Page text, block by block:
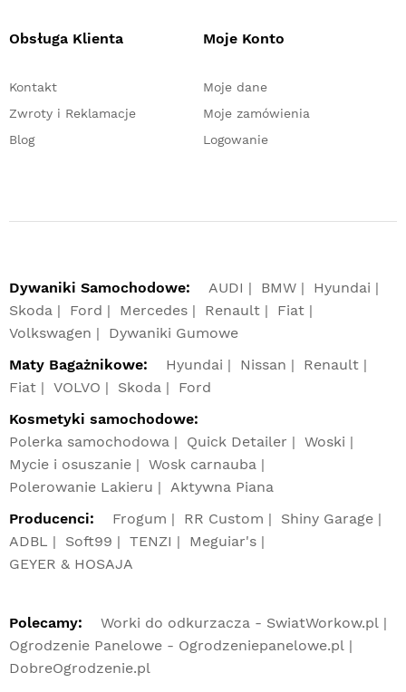
Obsługa Klienta
Kontakt
Zwroty i Reklamacje
Blog
Moje Konto
Moje dane
Moje zamówienia
Logowanie
Dywaniki Samochodowe: AUDI BMW
Hyundai
Skoda
Ford Mercedes Renault
Fiat
Volkswagen
Dywaniki Gumowe
Maty Bagażnikowe:
Hyundai Nissan
Renault
Fiat
VOLVO Skoda
Ford
Kosmetyki samochodowe:
Polerka samochodowa
Quick Detailer
Woski
Mycie i osuszanie
Wosk carnauba
Polerowanie Lakieru
Aktywna Piana
Producenci:
Frogum RR Custom
Shiny Garage
ADBL
Soft99 TENZI
Meguiar's
GEYER & HOSAJA
Polecamy:
Worki do odkurzacza - SwiatWorkow.pl
Ogrodzenie Panelowe - Ogrodzeniepanelowe.pl
DobreOgrodzenie.pl